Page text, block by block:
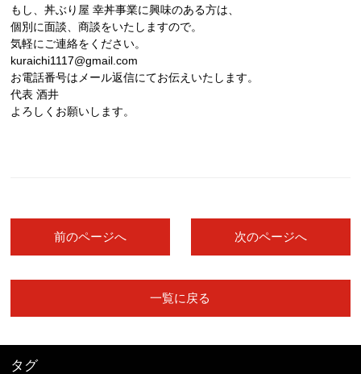
もし、丼ぶり屋 幸丼事業に興味のある方は、
個別に面談、商談をいたしますので。
気軽にご連絡をください。
kuraichi1117@gmail.com
お電話番号はメール返信にてお伝えいたします。
代表 酒井
よろしくお願いします。
前のページへ
一覧に戻る
次のページへ
タグ